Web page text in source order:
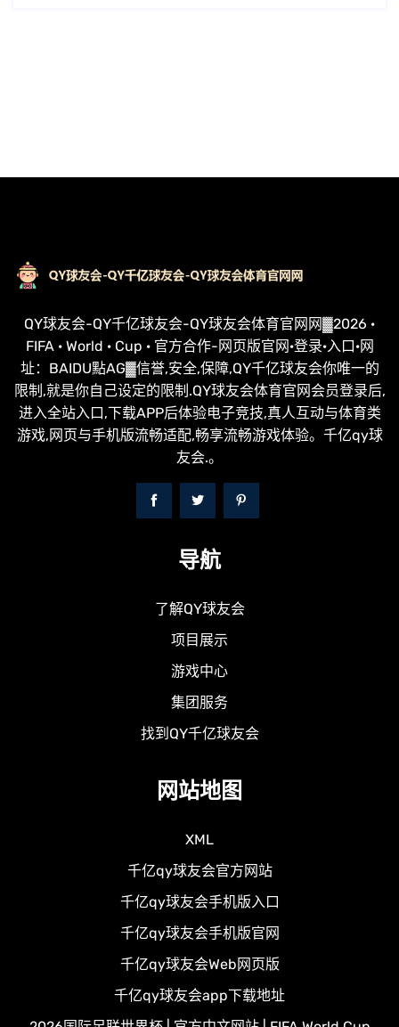
QY球友会-QY千亿球友会-QY球友会体育官网网▓2026 ·
FIFA · World · Cup · 官方合作-网页版官网·登录·入口·网
址：BAIDU點AG▓信誉,安全,保障,QY千亿球友会你唯一的
限制,就是你自己设定的限制.QY球友会体育官网会员登录后,
进入全站入口,下载APP后体验电子竞技,真人互动与体育类
游戏,网页与手机版流畅适配,畅享流畅游戏体验。千亿qy球
友会.。
导航
了解QY球友会
项目展示
游戏中心
集团服务
找到QY千亿球友会
网站地图
XML
千亿qy球友会官方网站
千亿qy球友会手机版入口
千亿qy球友会手机版官网
千亿qy球友会Web网页版
千亿qy球友会app下载地址